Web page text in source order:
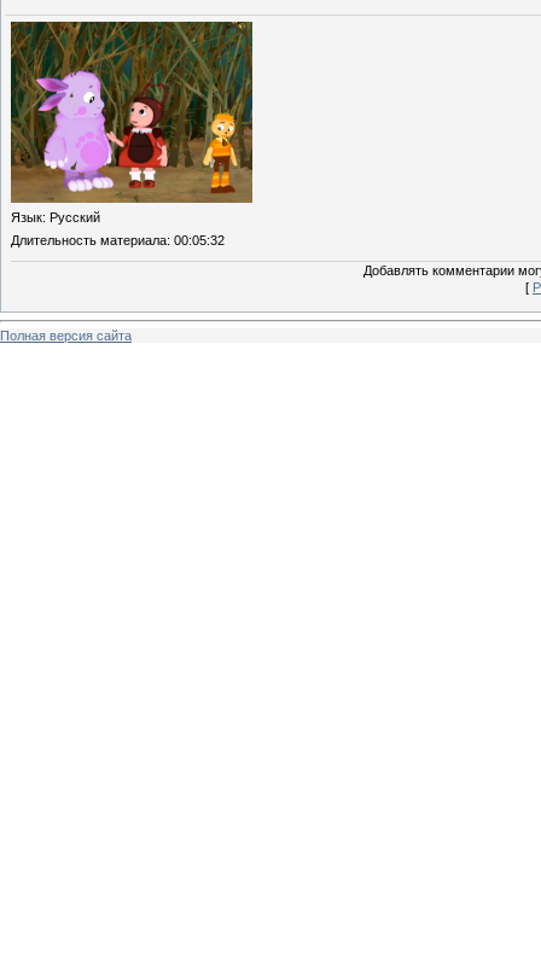
Язык: Русский
Длительность материала: 00:05:32
Добавлять комментарии
[
Полная версия сайта